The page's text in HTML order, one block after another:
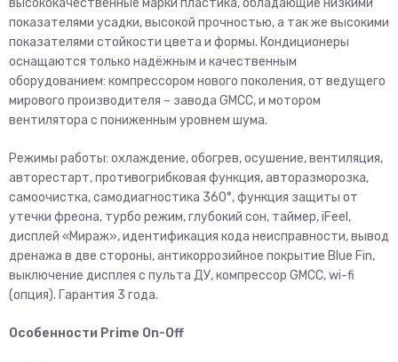
показателями усадки, высокой прочностью, а так же высокими
показателями стойкости цвета и формы. Кондиционеры
оснащаются только надёжным и качественным
оборудованием: компрессором нового поколения, от ведущего
мирового производителя – завода GMCC, и мотором
вентилятора с пониженным уровнем шума.
Режимы работы: охлаждение, обогрев, осушение, вентиляция,
авторестарт, противогрибковая функция, авторазморозка,
самоочистка, самодиагностика 360°, функция защиты от
утечки фреона, турбо режим, глубокий сон, таймер, iFeel,
дисплей «Мираж», идентификация кода неисправности, вывод
дренажа в две стороны, антикоррозийное покрытие Blue Fin,
выключение дисплея с пульта ДУ, компрессор GMCC, wi-fi
(опция). Гарантия 3 года.
Особенности Prime On-Off